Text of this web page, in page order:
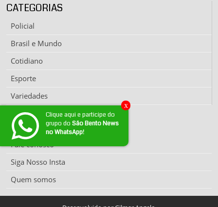
CATEGORIAS
Policial
Brasil e Mundo
Cotidiano
Esporte
Variedades
EXPEDIENTE
Fale conosco
Siga Nosso Insta
Quem somos
Clique aqui e participe do
grupo do São Bento News
no WhatsApp!
x